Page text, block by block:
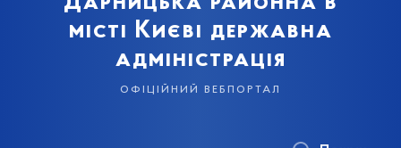
місті Києві державна
адміністрація
офіційний вебпортал